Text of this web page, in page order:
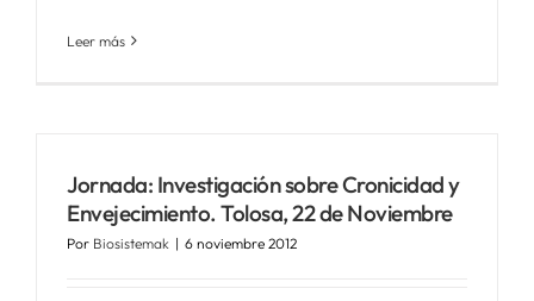
Leer más
Jornada: Investigación sobre Cronicidad y
Envejecimiento. Tolosa, 22 de Noviembre
Por Biosistemak | 6 noviembre 2012